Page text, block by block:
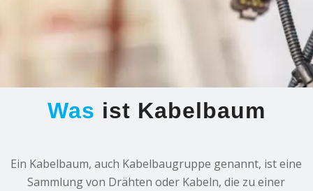
Was ist Kabelbaum
Ein Kabelbaum, auch Kabelbaugruppe genannt, ist eine
Sammlung von Drähten oder Kabeln, die zu einer